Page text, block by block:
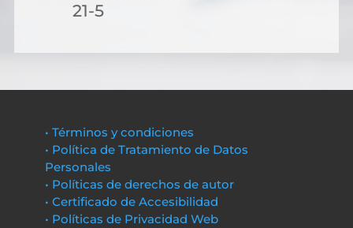
21-5
• Términos y condiciones
• Política de Tratamiento de Datos
Personales
• Políticas de derechos de autor
• Certificado de Accesibilidad
• Políticas de Privacidad Web